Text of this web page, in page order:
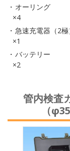
オーリング
×4
急速充電器（2極
×1
バッテリー
×2
管内検査
（